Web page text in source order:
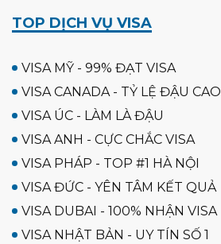
TOP DỊCH VỤ VISA
VISA MỸ - 99% ĐẠT VISA
VISA CANADA - TỶ LỆ ĐẬU CAO
VISA ÚC - LÀM LÀ ĐẬU
VISA ANH - CỰC CHẮC VISA
VISA PHÁP - TOP #1 HÀ NỘI
VISA ĐỨC - YÊN TÂM KẾT QUẢ
VISA DUBAI - 100% NHẬN VISA
VISA NHẬT BẢN - UY TÍN SỐ 1